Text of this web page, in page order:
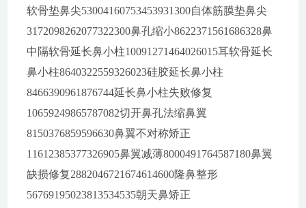
软骨垫鼻尖53004160753453931300自体筋膜垫鼻尖
3172098262077322300鼻孔缩小8622371561686328鼻
中隔软骨延长鼻小柱10091271464026015耳软骨延长
鼻小柱8640322559326023硅胶延长鼻小柱
8466390961876744延长鼻小柱失败修复
10659249865787082切开鼻孔法缩鼻翼
8150376859596630鼻翼不对称矫正
11612385377326905鼻翼减薄8000491764587180鼻翼
缺损修复2882046721674614600隆鼻整形
56769195023813534535朝天鼻矫正